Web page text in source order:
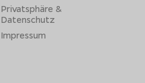
Privatsphäre &
Datenschutz
Impressum